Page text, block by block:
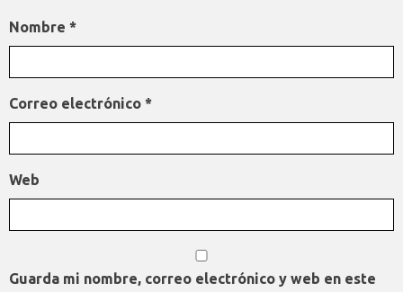
Nombre *
Correo electrónico *
Web
Guarda mi nombre, correo electrónico y web en este